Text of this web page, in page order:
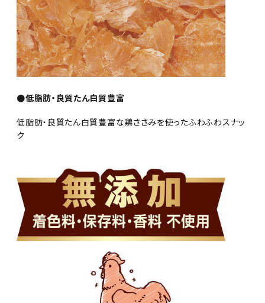
●低脂肪・良質たん白質豊富
低脂肪・良質たん白質豊富な鶏ささみを使ったふわふわスナッ
ク